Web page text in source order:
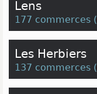
Lens
177 commerces (
Les Herbiers
137 commerces (